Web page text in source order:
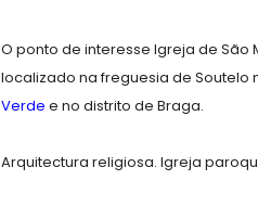
O ponto de interesse Igreja de São
localizado na freguesia de Soutelo
Verde e no distrito de Braga.
Arquitectura religiosa. Igreja